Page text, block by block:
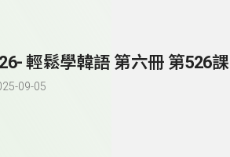
輕鬆學韓語 第六冊 第526課
09-05